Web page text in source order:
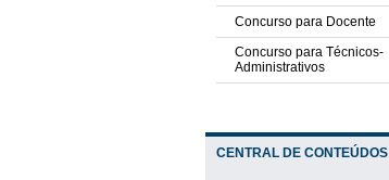
Concurso para Docente
Concurso para Técnicos-
Administrativos
CENTRAL DE CONTEÚDOS